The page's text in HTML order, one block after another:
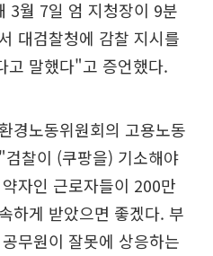
3월 7일 엄 지청장이 9분
대검찰청에 감찰 지시를
고 말했다"고 증언했다.
경노동위원회의 고용노동
찰이 (쿠팡을) 기소해야
자인 근로자들이 200만
하게 받았으면 좋겠다. 부
무원이 잘못에 상응하는